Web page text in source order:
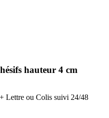
hauteur 4 cm
Lettre ou Colis suivi 24/48